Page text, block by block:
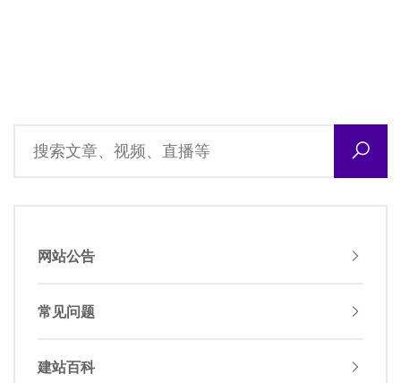
网站公告
常见问题
建站百科